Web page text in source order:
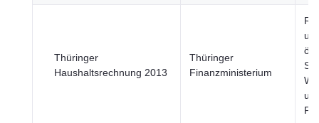
Thüringer
Haushaltsrechnung 2013
Thüringer
Finanzministerium